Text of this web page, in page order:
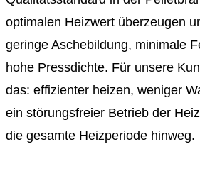
optimalen Heizwert überzeugen
geringe Aschebildung, minimale
hohe Pressdichte. Für unsere
das: effizienter heizen, weniger
ein störungsfreier Betrieb der
die gesamte Heizperiode hinweg.